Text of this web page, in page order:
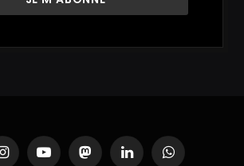
InstagramYouTubeMastodonLinkedInWhatsApp